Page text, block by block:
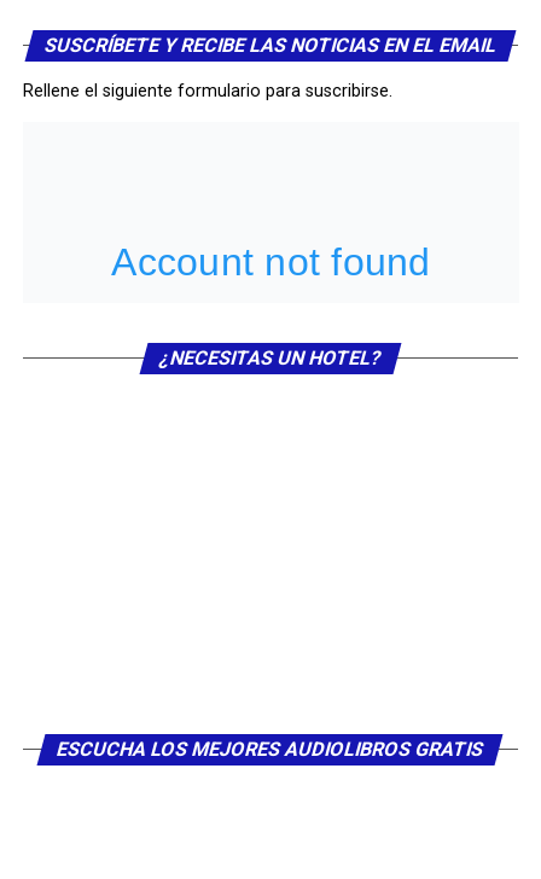
SUSCRÍBETE Y RECIBE LAS NOTICIAS EN EL EMAIL
Rellene el siguiente formulario para suscribirse.
¿NECESITAS UN HOTEL?
ESCUCHA LOS MEJORES AUDIOLIBROS GRATIS